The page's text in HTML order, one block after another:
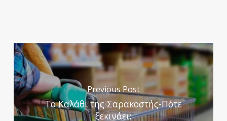
Previous Post
Το Καλάθι της Σαρακοστής-Πότε
ξεκινάει;